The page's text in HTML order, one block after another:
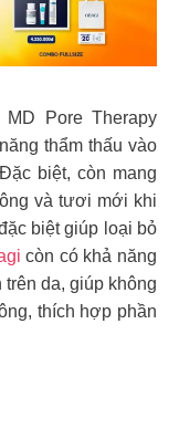
MD Pore Therapy
thẩm thấu vào
biệt, còn mang
và tươi mới khi
biệt giúp loại bỏ
còn có khả năng
da, giúp không
thích hợp phần